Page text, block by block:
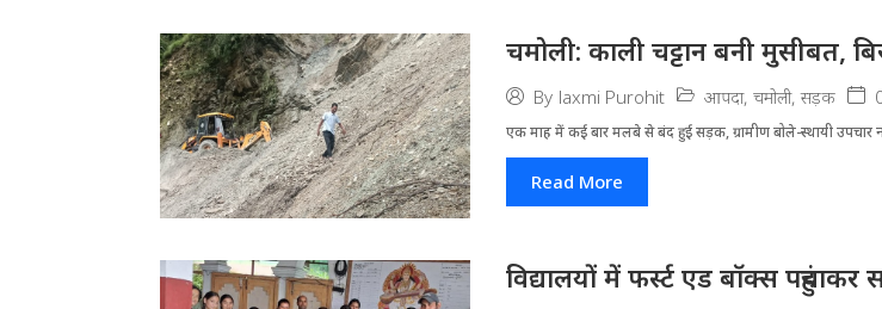
चमोली: काली चट्टान बनी मुसीबत,
By laxmi Purohit आपदा, चमोली, सड़क
एक माह में कई बार मलबे से बंद हुई सड़क, ग्रामीण बोले-स्थायी उपचार
Read More
विद्यालयों में फर्स्ट एड बॉक्स पहुंचाकर